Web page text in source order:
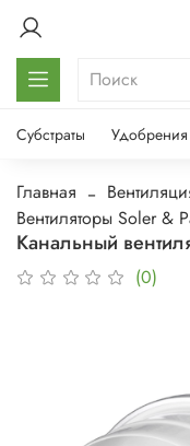
Субстраты Удобрения
Главная
Вентиляторы Soler &
Канальный
(0)